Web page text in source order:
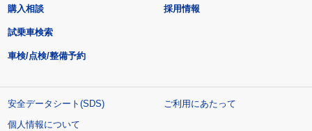
購入相談
試乗車検索
車検/点検/整備予約
採用情報
安全データシート(SDS)
ご利用にあたって
個人情報について